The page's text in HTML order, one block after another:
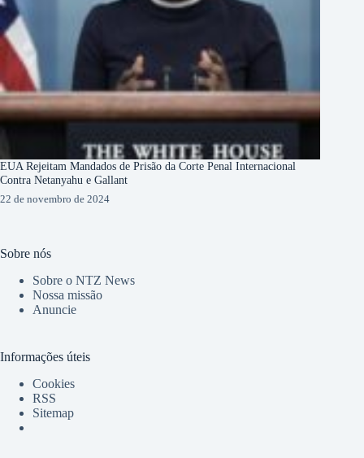
EUA Rejeitam Mandados de Prisão da Corte Penal Internacional
Contra Netanyahu e Gallant
22 de novembro de 2024
Sobre nós
Sobre o NTZ News
Nossa missão
Anuncie
Informações úteis
Cookies
RSS
Sitemap